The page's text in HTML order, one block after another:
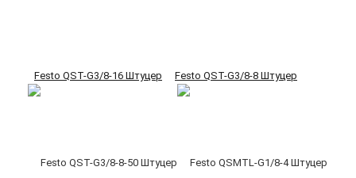
Festo QST-G3/8-16 Штуцер Festo QST-G3/8-8 Штуцер